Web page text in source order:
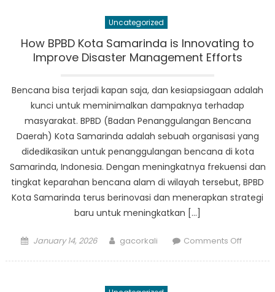
Tanpa
Tanda
Uncategorized
How BPBD Kota Samarinda is Innovating to
Improve Disaster Management Efforts
Bencana bisa terjadi kapan saja, dan kesiapsiagaan adalah
kunci untuk meminimalkan dampaknya terhadap
masyarakat. BPBD (Badan Penanggulangan Bencana
Daerah) Kota Samarinda adalah sebuah organisasi yang
didedikasikan untuk penanggulangan bencana di kota
Samarinda, Indonesia. Dengan meningkatnya frekuensi dan
tingkat keparahan bencana alam di wilayah tersebut, BPBD
Kota Samarinda terus berinovasi dan menerapkan strategi
baru untuk meningkatkan […]
Posted
January 14, 2026 Author
gacorkali Comments Offon